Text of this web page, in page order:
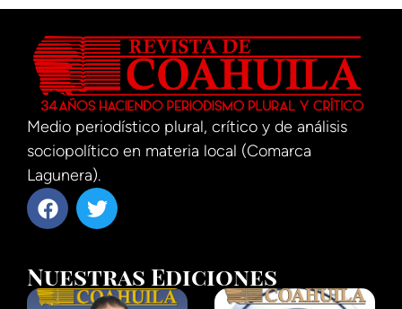
Medio periodístico plural, crítico y de análisis
sociopolítico en materia local (Comarca
Lagunera).
Nuestras Ediciones